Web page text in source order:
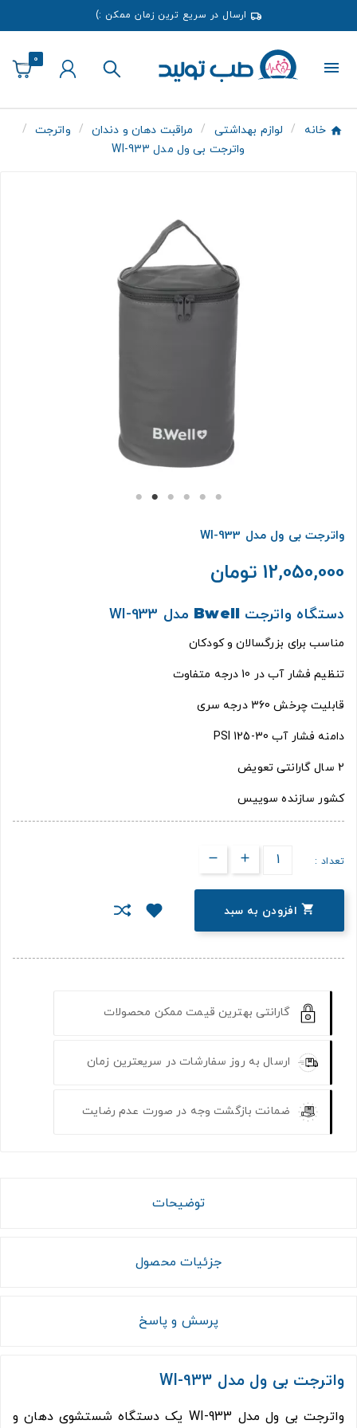
ارسال در سریع ترین زمان ممکن :)
0
خانه لوازم بهداشتی مراقبت دهان و دندان
واترجت
واترجت بی ول مدل WI-933
واترجت بی ول مدل WI-933
12,050,000 تومان
دستگاه واترجت Bwell مدل WI-933
مناسب برای بزرگسالان و کودکان
تنظیم فشار آب در 10 درجه متفاوت
قابلیت چرخش 360 درجه سری
دامنه فشار آب 30-125 PSI
2 سال گارانتی تعویض
کشور سازنده سوییس
تعداد :
 افزودن به سبد
گارانتی بهترین قیمت ممکن محصولات
ارسال به روز سفارشات در سریعترین زمان
ضمانت بازگشت وجه در صورت عدم رضایت
توضیحات
جزئیات محصول
پرسش و پاسخ
واترجت بی ول مدل WI-933
واترجت بی ول مدل WI-933 یک دستگاه شستشوی دهان و